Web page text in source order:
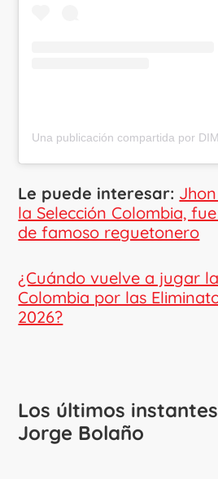
Le puede interesar:
la Selección Colombia,
de famoso reguetonero
¿Cuándo vuelve a jugar
Colombia por las
2026?
Los últimos
Jorge Bolaño